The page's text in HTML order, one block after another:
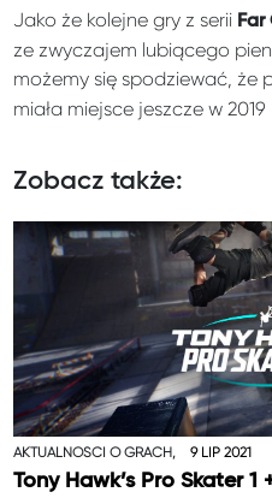
Jako że kolejne gry z serii Far
ze zwyczajem lubiącego
możemy się spodziewać, że
miała miejsce jeszcze w 2019
Zobacz także:
AKTUALNOŚCI O GRACH, 9 LIP 2021
Tony Hawk’s Pro Skater